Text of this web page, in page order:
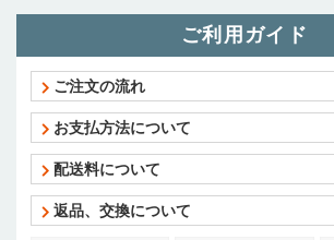
ご利用ガイド
ご注文の流れ
お支払方法について
配送料について
返品、交換について